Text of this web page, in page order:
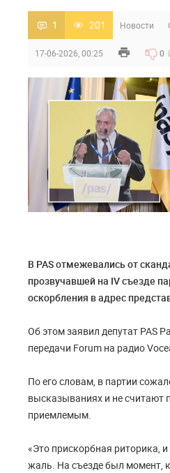
1 201 Новости
17-06-2026, 00:25 0
В PAS отмежевались от
прозвучавшей на IV съезде
оскорбления в адрес
Об этом заявил депутат PAS
передачи Forum на радио
По его словам, в партии
высказываниях и не считают
приемлемым.
«Это прискорбная риторика,
жаль. На съезде был момент,